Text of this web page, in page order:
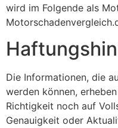
wird im Folgende als
Die Informationen, die
werden können,
Richtigkeit noch auf
Genauigkeit oder